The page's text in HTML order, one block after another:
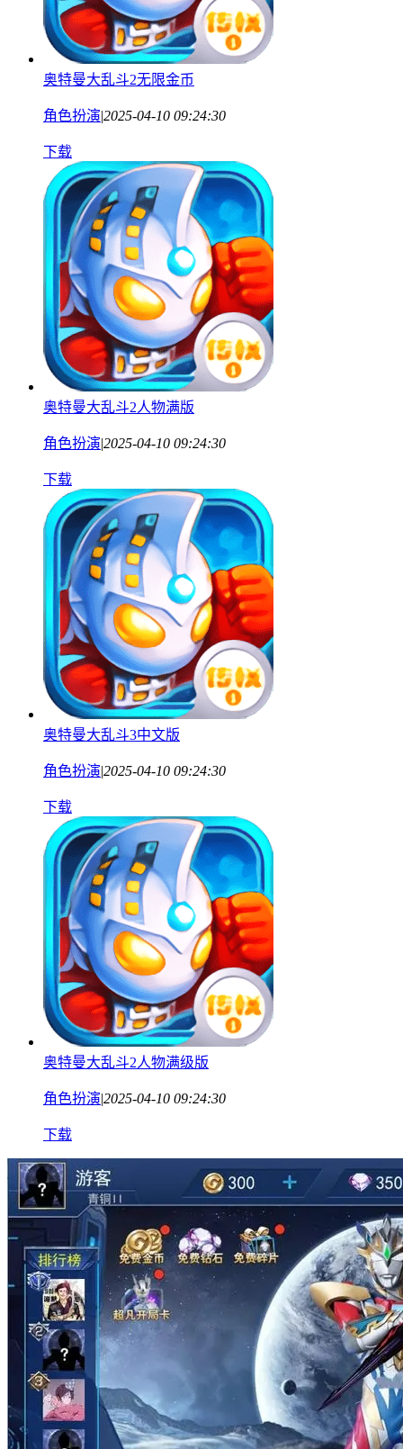
奥特曼大乱斗2无限金币
角色扮演|2025-04-10 09:24:30
下载
奥特曼大乱斗2人物满版
角色扮演|2025-04-10 09:24:30
下载
奥特曼大乱斗3中文版
角色扮演|2025-04-10 09:24:30
下载
奥特曼大乱斗2人物满级版
角色扮演|2025-04-10 09:24:30
下载